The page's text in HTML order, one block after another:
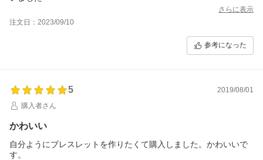
さらに表示
注文日：2023/09/10
参考になった
5
2019/08/01
購入者さん
かわいい
自分ようにブレスレットを作りたくて購入しました。かわいいで
す。